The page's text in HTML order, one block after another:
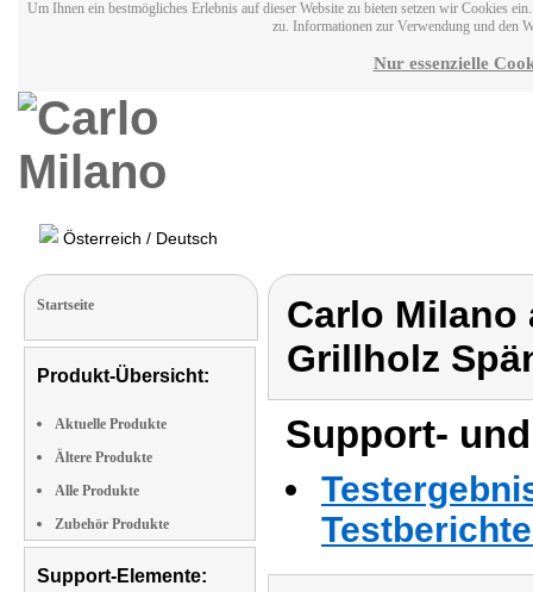
Um Ihnen ein bestmögliches Erlebnis auf dieser Website zu bieten setzen wir Cookies
zu. Informationen zur Verwendung und den
Nur essenzielle
Österreich / Deutsch
Startseite
Produkt-Übersicht:
Aktuelle Produkte
Ältere Produkte
Alle Produkte
Zubehör Produkte
Support-Elemente:
Carlo Milano
Grillholz
Support-